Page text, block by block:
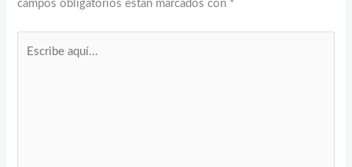
campos obligatorios están marcados con *